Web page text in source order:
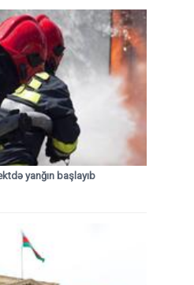
yanğın başlayıb